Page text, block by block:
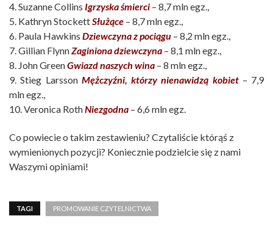
4. Suzanne Collins Igrzyska śmierci – 8,7 mln egz.,
5. Kathryn StockettSłużące – 8,7 mln egz.,
6. Paula Hawkins Dziewczyna z pociągu – 8,2 mln egz.,
7. Gillian FlynnZaginiona dziewczyna – 8,1 mln egz.,
8. John GreenGwiazd naszych wina – 8 mln egz.,
9. Stieg Larsson Mężczyźni, którzy nienawidzą kobiet– 7,9
mln egz.,
10. Veronica RothNiezgodna – 6,6 mln egz.
Co powiecie o takim zestawieniu? Czytaliście którąś z
wymienionych pozycji? Koniecznie podzielcie się z nami
Waszymi opiniami!
TAGI PROMOWANIE CZYTELNICTWA